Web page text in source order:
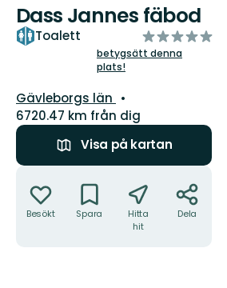
Dass Jannes fäbod
Toalett
av
5
betygsätt denna
plats!
Län:
Gävleborgs län
6720.47 km från dig
Visa på kartan
Besökt Spara
Hitta
hit
Dela